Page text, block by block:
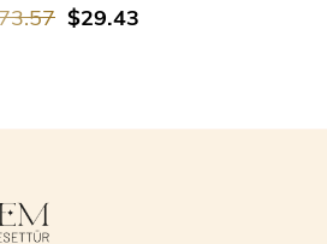
$29.43